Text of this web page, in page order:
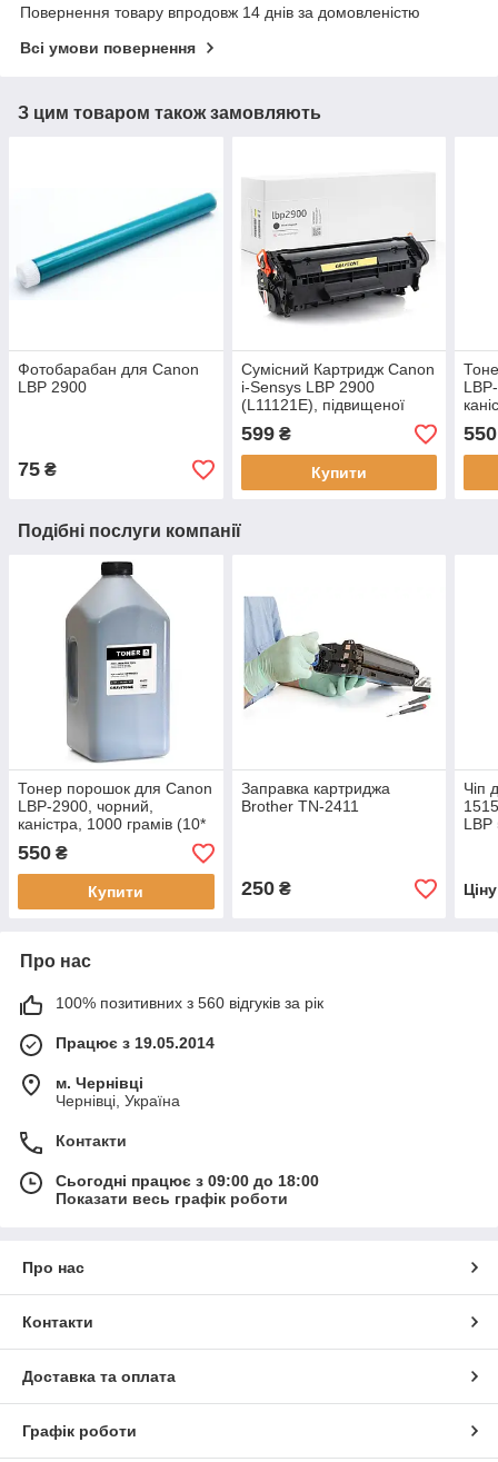
Повернення товару впродовж 14 днів за домовленістю
Всі умови повернення
З цим товаром також замовляють
Фотобарабан для Саnon
LBP 2900
75 ₴
Сумісний Картридж Canon
i-Sensys LBP 2900
(L11121E), підвищеної
ємності (3.000 стор.)
аналог від Gravitone
599₴
Купити
550
Подібні послуги компанії
Тонер порошок для Canon
LBP-2900, чорний,
каністра, 1000 грамів (10*
550 ₴
Купити
Заправка картриджа
Brother TN-2411
250₴
Чіп
LBP
Про нас
100% позитивних з 560 відгуків за рік
Працює з 19.05.2014
м. Чернівці
Чернівці, Україна
Контакти
Сьогодні працює з 09:00 до 18:00
Показати весь графік роботи
Про нас
Контакти
Доставка та оплата
Графік роботи